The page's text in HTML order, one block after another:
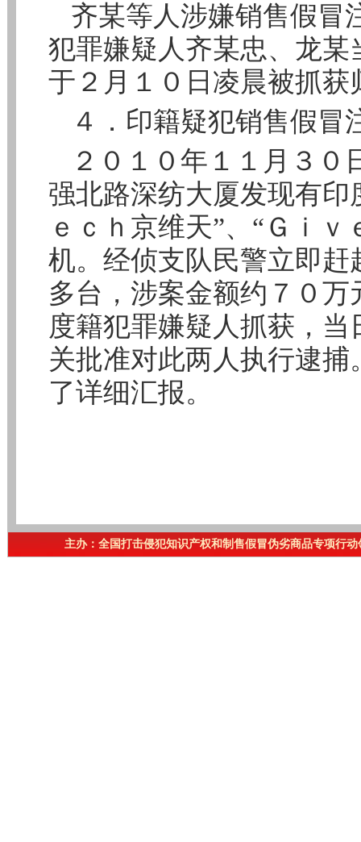
齐某等人涉嫌销售假冒
犯罪嫌疑人齐某忠、龙
于２月１０日凌晨被抓获
４．印籍疑犯销售假冒
２０１０年１１月３０
强北路深纺大厦发现有
ｅｃｈ京维天”、“Ｇｉ
机。经侦支队民警立即
多台，涉案金额约７０
度籍犯罪嫌疑人抓获，
关批准对此两人执行逮
了详细汇报。
主办：全国打击侵犯知识产权和制售假冒伪劣商品专项行